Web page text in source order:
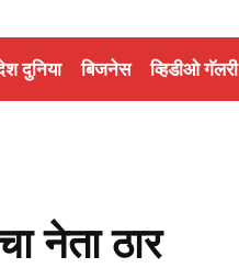
दुनिया बिजनेस व्हिडीओ गॅलरी
नेता ठार